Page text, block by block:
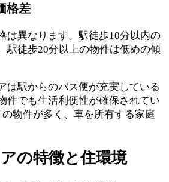
格差
は異なります。駅徒歩10分以内の
駅徒歩20分以上の物件は低めの傾
は駅からのバス便が充実している
件でも生活利便性が確保されてい
物件が多く、車を所有する家庭
の特徴と住環境